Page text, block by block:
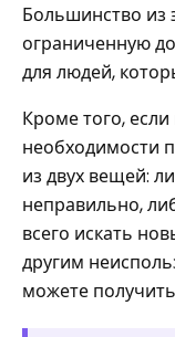
Большинство из
ограниченную
для людей,
Кроме того,
необходимости
из двух вещей:
неправильно,
всего искать
другим
можете